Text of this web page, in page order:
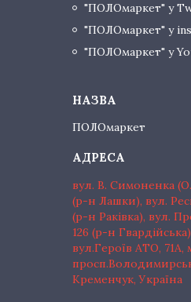
"ПОЛОмаркет" у
"ПОЛОмаркет" у
"ПОЛОмаркет" у
ПОЛОмаркет
вул. В. Симоненка
(р-н Лашки), вул.
(р-н Раківка), вул.
126 (р-н
вул.Героїв АТО, 71А,
Кременчук, Україна